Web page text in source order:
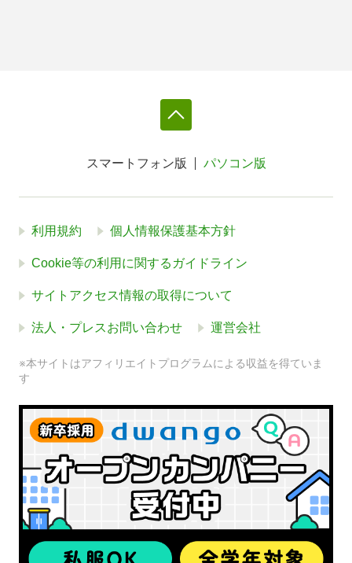
スマートフォン版 パソコン版
利用規約 個人情報保護基本方針
Cookie等の利用に関するガイドライン
サイトアクセス情報の取得について
法人・プレスお問い合わせ 運営会社
※本サイトはアフィリエイトプログラムによる収益を得ていま
す